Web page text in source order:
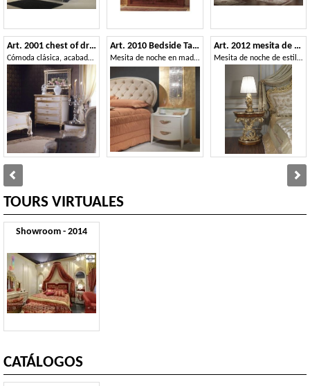
Art. 2001 chest of drawers
Cómoda clásica, acabado en blanco en la hoja de oro, para villas de lujo
Art. 2010 Bedside Table
Mesita de noche en madera lacada en crema, para habitaciones clásicas
Art. 2012 mesita de noche
Mesita de noche de estilo barroco
TOURS VIRTUALES
Showroom - 2014
CATÁLOGOS